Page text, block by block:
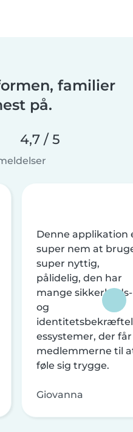
familier
på.
4,7 / 5
Denne applikation
super nem at
super nyttig,
pålidelig, den har
mange sikkerheds-
og
essystemer, der får
medlemmerne til
føle sig trygge.
Giovanna